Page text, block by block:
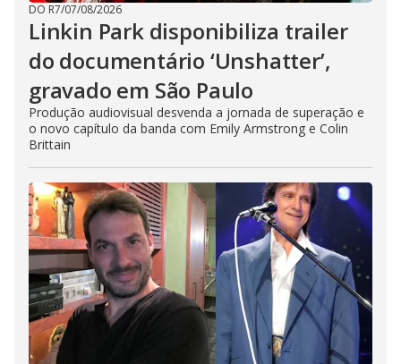
DO R7/07/08/2026
Linkin Park disponibiliza trailer
do documentário ‘Unshatter’,
gravado em São Paulo
Produção audiovisual desvenda a jornada de superação e
o novo capítulo da banda com Emily Armstrong e Colin
Brittain